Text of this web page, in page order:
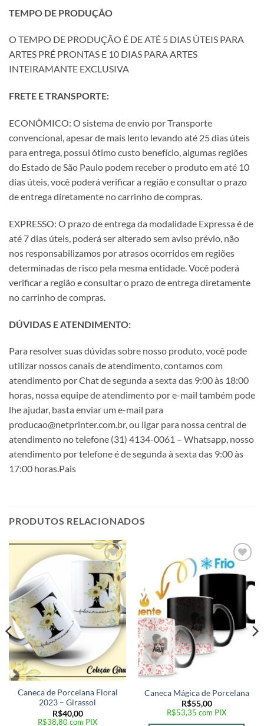
TEMPO DE PRODUÇÃO
O TEMPO DE PRODUÇÃO É DE ATÉ 5 DIAS ÚTEIS PARA
ARTES PRÉ PRONTAS E 10 DIAS PARA ARTES
INTEIRAMANTE EXCLUSIVA
FRETE E TRANSPORTE:
ECONÔMICO: O sistema de envio por Transporte
convencional, apesar de mais lento levando até 25 dias úteis
para entrega, possui ótimo custo benefício, algumas regiões
do Estado de São Paulo podem receber o produto em até 10
dias úteis, você poderá verificar a região e consultar o prazo
de entrega diretamente no carrinho de compras.
EXPRESSO: O prazo de entrega da modalidade Expressa é de
até 7 dias úteis, poderá ser alterado sem aviso prévio, não
nos responsabilizamos por atrasos ocorridos em regiões
determinadas de risco pela mesma entidade. Você poderá
verificar a região e consultar o prazo de entrega diretamente
no carrinho de compras.
DÚVIDAS E ATENDIMENTO:
Para resolver suas dúvidas sobre nosso produto, você pode
utilizar nossos canais de atendimento, contamos com
atendimento por Chat de segunda a sexta das 9:00 às 18:00
horas, nossa equipe de atendimento por e-mail também pode
lhe ajudar, basta enviar um e-mail para
producao@netprinter.com.br, ou ligar para nossa central de
atendimento no telefone (31) 4134-0061 – Whatsapp, nosso
atendimento por telefone é de segunda à sexta das 9:00 às
17:00 horas.Pais
PRODUTOS RELACIONADOS
Adicionar
a lista de
desejos
Caneca de Porcelana Floral
2023 – Girassol
R$40,00
R$38,80com PIX
Adicionar
a lista de
Caneca Mágica de Porcelana
R$55,00
R$53,35 com PIX